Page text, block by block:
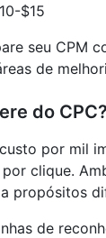
$15
seu CPM
de
do CPC?
por mil
clique.
propósitos
de